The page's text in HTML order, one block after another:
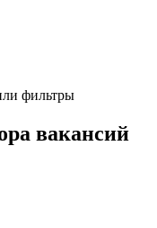
фильтры
вакансий